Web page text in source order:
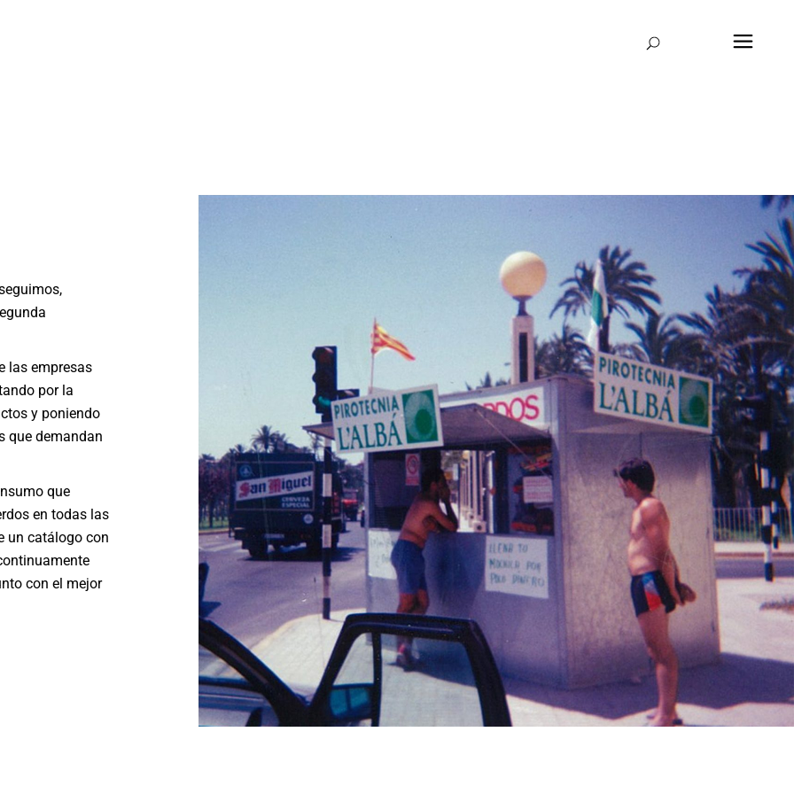
las empresas
por la
y poniendo
que demandan
que
en todas las
un catálogo con
con el mejor